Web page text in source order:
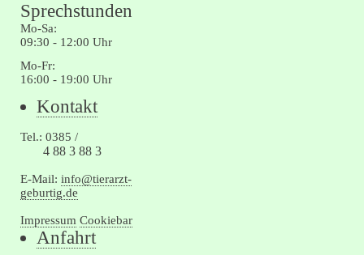
Sprechstunden
Mo-Sa:
09:30 - 12:00 Uhr
Mo-Fr:
16:00 - 19:00 Uhr
Navigation
Kontakt
Tel.: 0385 /
4 88 3 88 3
E-Mail: info@tierarzt-
geburtig.de
Impressum Cookiebar
Navigation
Anfahrt